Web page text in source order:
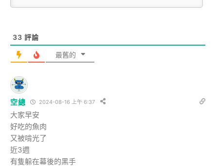
33 評論
最舊的
空總 2024-08-16 上午 6:37
大家早安
好吃的魚肉
又被啃光了
近3週
有隻躲在幕後的黑手